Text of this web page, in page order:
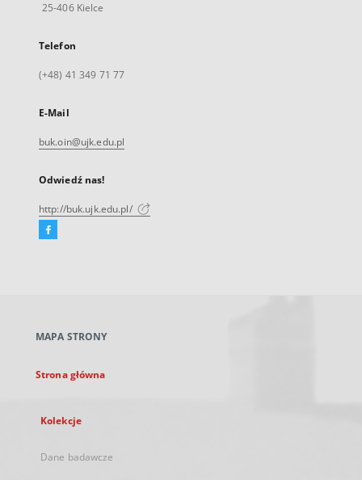
25-406 Kielce
Telefon
(+48) 41 349 71 77
E-Mail
buk.oin@ujk.edu.pl
Odwiedź nas!
http://buk.ujk.edu.pl/
Facebook
karcie
MAPA STRONY
Strona główna
Kolekcje
Dane badawcze